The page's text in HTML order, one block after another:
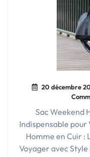
20 décembre
Sac Weekend
Indispensable pour
Homme en Cuir :
Voyager avec